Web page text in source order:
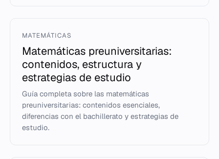
MATEMÁTICAS
Matemáticas preuniversitarias:
contenidos, estructura y
estrategias de estudio
Guía completa sobre las matemáticas
preuniversitarias: contenidos esenciales,
diferencias con el bachillerato y estrategias de
estudio.